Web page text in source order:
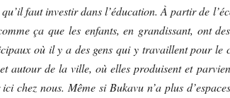
faut investir dans l’éducation. À partir de
ça que les enfants, en grandissant, ont
où il y a des gens qui y travaillent pour le
autour de la ville, où elles produisent et
chez nous. Même si Bukavu n’a plus